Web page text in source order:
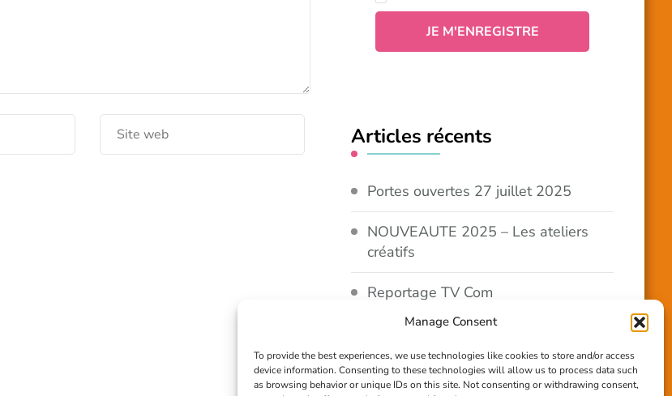
Manage Consent
To provide the best experiences, we use technologies like cookies to store and/or access
device information. Consenting to these technologies will allow us to process data such
as browsing behavior or unique IDs on this site. Not consenting or withdrawing consent,
Articles récents
Portes ouvertes 27 juillet 2025
NOUVEAUTE 2025 – Les ateliers
créatifs
Reportage TV Com
Construction en terre-paille
Chantier Participatif Terre Paille